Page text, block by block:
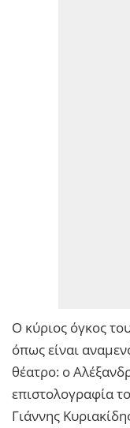
Ο κύριος όγκος
όπως είναι
θέατρο: ο
επιστολογραφία
Γιάννης